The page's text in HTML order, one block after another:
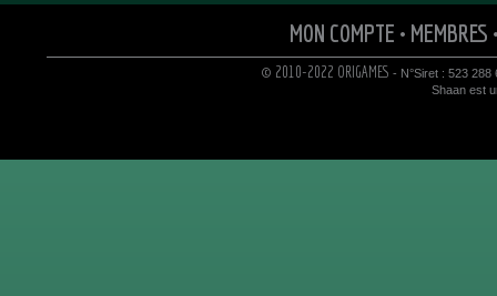
MON COMPTE • MEMBRES
© 2010-2022 ORIGAMES - N°Siret : 523 288
Shaan est